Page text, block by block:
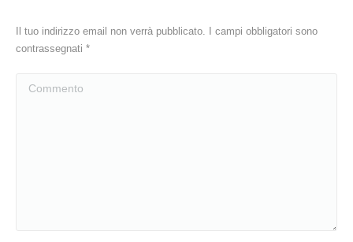
Il tuo indirizzo email non verrà pubblicato. I campi obbligatori sono
contrassegnati *